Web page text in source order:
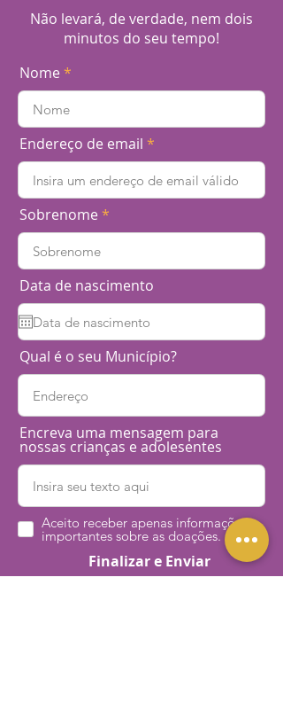
Não levará, de verdade, nem dois
minutos do seu tempo!
Nome
Endereço de email
Sobrenome
Data de nascimento
Qual é o seu Município?
Encreva uma mensagem para
nossas crianças e adolesentes
Aceito receber apenas informações
importantes sobre as doações.
Finalizar e Enviar